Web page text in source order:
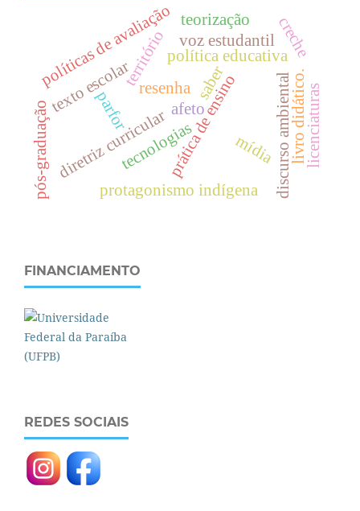
resenha
território
diretriz curricularprática de ensino
texto escolar
políticas de avaliação
pós-graduação protagonismo indígena
saber
política educativa
discurso ambiental
mídia livro didático.licenciaturas
parfor
voz estudantil creche
tecnologias
teorização
afeto
FINANCIAMENTO
REDES SOCIAIS